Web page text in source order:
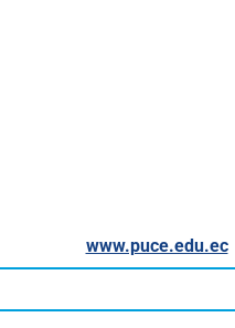
www.puce.edu.ec│